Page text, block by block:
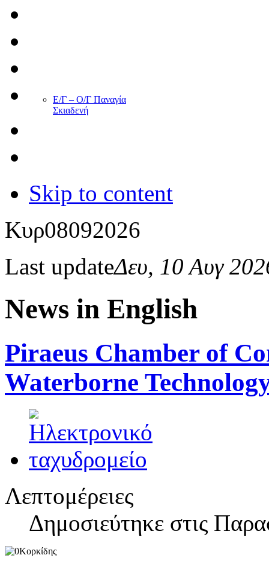
Ε/Γ – Ο/Γ Παναγία
Σκιαδενή
Skip to content
Κυρ08092026
Last updateΔευ, 10 Αυγ
News in English
Piraeus Chamber of
Waterborne
Λεπτομέρειες
Δημοσιεύτηκε στις